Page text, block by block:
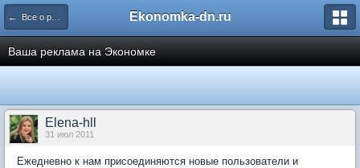
← Все о работе Экономки и ее форума Ekonomka-dn.ru
Ваша реклама на Экономке
Elena-hll
31 июл 2011
Ежедневно к нам присоединяются новые пользователи и